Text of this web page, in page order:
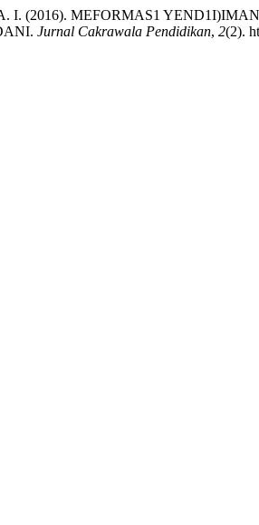
A. I. (2016). MEFORMAS1
Jurnal Cakrawala Pendidikan, 2(2).